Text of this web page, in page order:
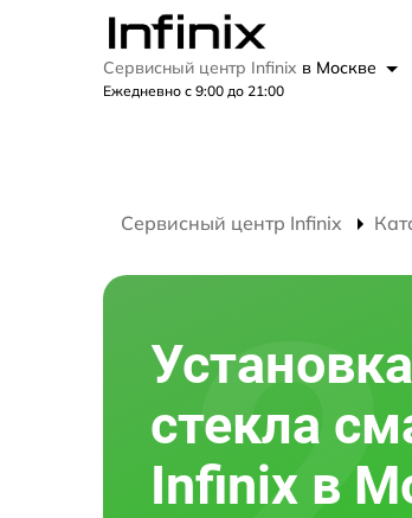
Сервисный центр Infinix в Москве
Ежедневно с 9:00 до 21:00
Сервисный центр Infinix
стекла
Infinix в